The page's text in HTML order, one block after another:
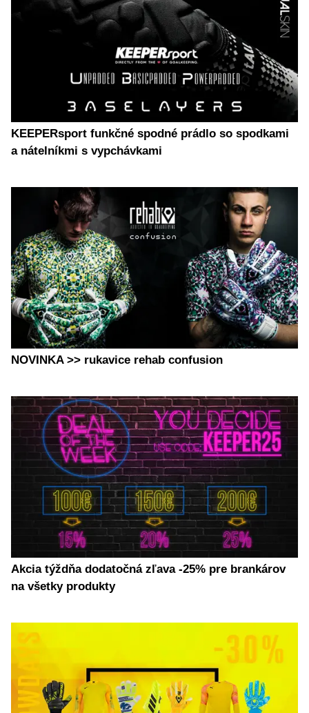
KEEPERsport funkčné spodné prádlo so spodkami
a nátelníkmi s vypchávkami
NOVINKA >> rukavice rehab confusion
Akcia týždňa dodatočná zľava -25% pre brankárov
na všetky produkty